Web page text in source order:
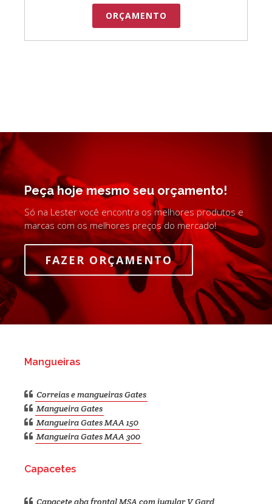
ORÇAMENTO
Peça hoje mesmo seu orçamento!
Só na Lester você encontra os melhores produtos e
marcas com os melhores preços do mercado!
FAZER ORÇAMENTO
Mangueiras
Correias e mangueiras Gates
Mangueira Gates
Mangueira Gates MAA 150
Mangueira Gates MAA 300
Capacetes
Capacete aba frontal MSA com jugular V Gard